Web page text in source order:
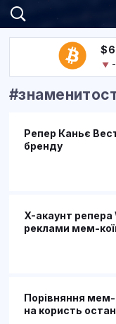
Репер Каньє
бренду
X-акаунт
реклами мем-
Порівняння мем-
на користь